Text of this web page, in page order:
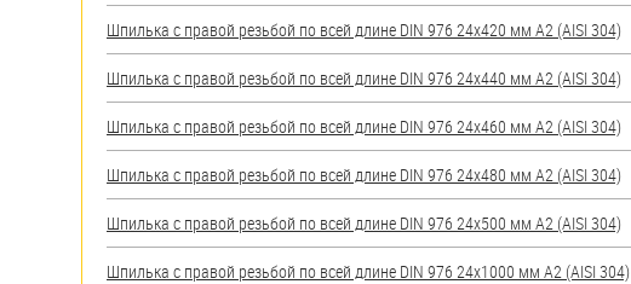
Шпилька с правой резьбой по всей длине DIN 976 24х420 мм А2 (AISI 304)
Шпилька с правой резьбой по всей длине DIN 976 24х440 мм А2 (AISI 304)
Шпилька с правой резьбой по всей длине DIN 976 24х460 мм А2 (AISI 304)
Шпилька с правой резьбой по всей длине DIN 976 24х480 мм А2 (AISI 304)
Шпилька с правой резьбой по всей длине DIN 976 24х500 мм А2 (AISI 304)
Шпилька с правой резьбой по всей длине DIN 976 24х1000 мм А2 (AISI 304)